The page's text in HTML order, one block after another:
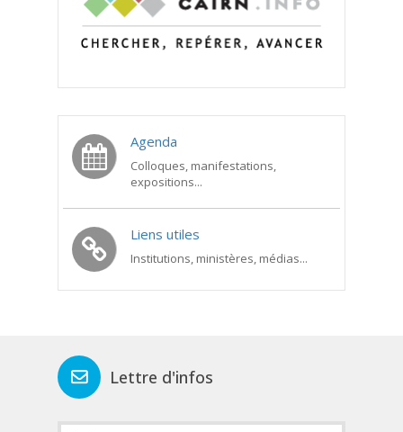
Agenda
Colloques, manifestations,
expositions...
Liens utiles
Institutions, ministères, médias...
Lettre d'infos